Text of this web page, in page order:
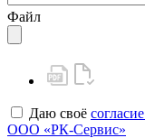
Файл
Даю своё
ООО «РК-Сервис»